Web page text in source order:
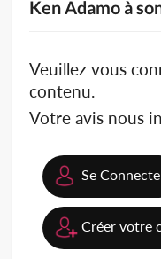
Ken Adamo à
Veuillez vous
contenu.
Votre avis nous
Se
Créer votre